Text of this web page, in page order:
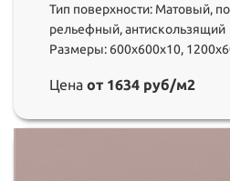
Тип поверхности: Матовый,
рельефный, антискользящий
Размеры: 600х600х10,
Цена от 1634 руб/м2